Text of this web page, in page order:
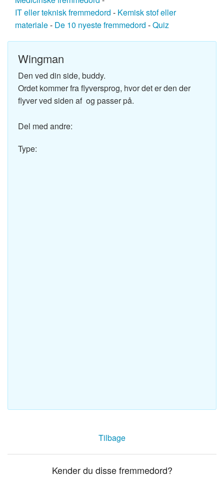
IT eller teknisk fremmedord - Kemisk stof eller
materiale- De 10 nyeste fremmedord -Quiz
Wingman
Den ved din side, buddy.
Ordet kommer fra flyversprog, hvor det er den der
flyver ved siden af og passer på.
Del med andre:
Type:
Tilbage
Kender du disse fremmedord?